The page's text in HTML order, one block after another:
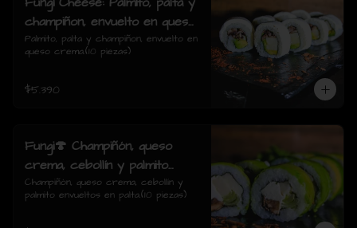
champiñon, envuelto en queso
crema.
Palmito, palta y champiñon, envuelto en
queso crema.(10 piezas)
$5.390
Fungi🍄 Champiñón, queso
crema, cebollín y palmito
envueltos en palta.
Champiñón, queso crema, cebollín y
palmito envueltos en palta.(10 piezas)